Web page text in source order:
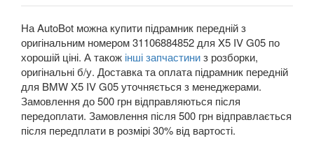
M4 F82/F83
5 Series E39
M5 E39
5 Series E60
На AutoBot можна купити підрамник передній з
оригінальним номером 31106884852 для X5 IV G05 по
хорошій ціні. А також інші запчастиниз розборки,
оригінальні б/у. Доставка та оплата підрамник передній
для BMW X5 IV G05 уточняється з менеджерами.
Замовлення до 500 грн відправляються після
передоплати. Замовлення після 500 грн відправлається
після передплати в розмірі 30% від вартості.